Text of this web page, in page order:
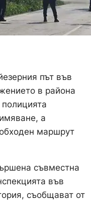
път във
в района
а
маршрут
съвместна
във
съобщават от